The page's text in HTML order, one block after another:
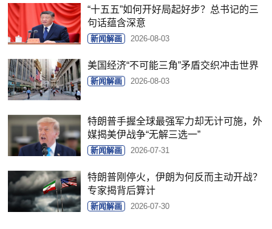
“十五五”如何开好局起好步？总书记的三
句话蕴含深意
新闻解画 2026-08-03
美国经济“不可能三角”矛盾交织冲击世界
新闻解画 2026-08-03
特朗普手握全球最强军力却无计可施，外
媒揭美伊战争“无解三选一”
新闻解画 2026-07-31
特朗普刚停火，伊朗为何反而主动开战？
专家揭背后算计
新闻解画 2026-07-30